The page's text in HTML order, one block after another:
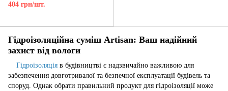
404 грн/шт.
Гідроізоляційна суміш Artisan: Ваш надійний
захист від вологи
Гідроізоляція в будівництві є надзвичайно важливою для
забезпечення довготривалої та безпечної експлуатації будівель та
споруд. Однак обрати правильний продукт для гідроізоляції може